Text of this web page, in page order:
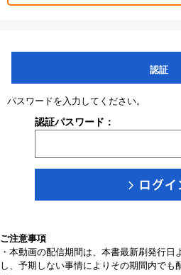
認証
パスワードを入力してください。
認証パスワード：
ご注意事項
・本動画の配信期間は、本書最新刷発行
し、予期しない事情によりその期間内でも